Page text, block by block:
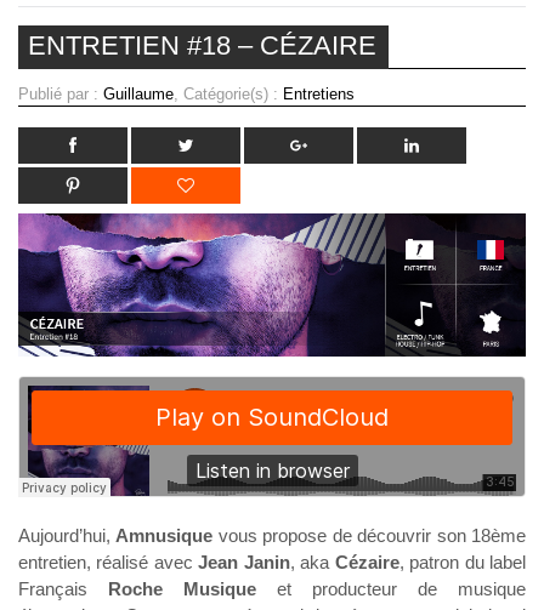
ENTRETIEN #18 – CÉZAIRE
Publié par : Guillaume, Catégorie(s) : Entretiens
Aujourd’hui, Amnusique vous propose de découvrir son 18ème
entretien, réalisé avecJean Janin, aka Cézaire, patron du label
Français Roche Musique et producteur de musique